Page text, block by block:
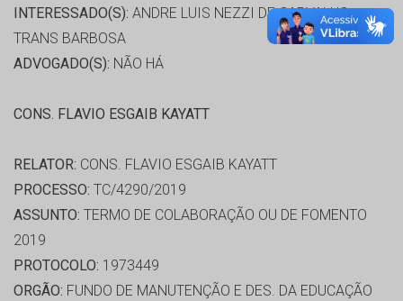
INTERESSADO(S): ANDRE LUIS NEZZI DE CARVALHO,
TRANS BARBOSA
ADVOGADO(S): NÃO HÁ
CONS. FLAVIO ESGAIB KAYATT
RELATOR: CONS. FLAVIO ESGAIB KAYATT
PROCESSO: TC/4290/2019
ASSUNTO: TERMO DE COLABORAÇÃO OU DE FOMENTO
2019
PROTOCOLO: 1973449
ORGÃO: FUNDO DE MANUTENÇÃO E DES. DA EDUCAÇÃO